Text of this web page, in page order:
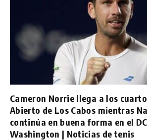
Cameron Norrie llega a los
Abierto de Los Cabos mientras
continúa en buena forma en el
Washington | Noticias de tenis